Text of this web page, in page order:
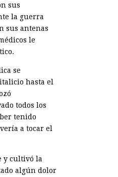
sus
la guerra
sus antenas
le
se
hasta el
todos los
tenido
a tocar el
y cultivó la
algún dolor